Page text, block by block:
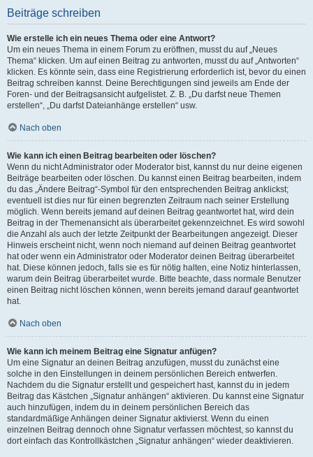
Beiträge schreiben
Wie erstelle ich ein neues Thema oder eine Antwort?
Um ein neues Thema in einem Forum zu eröffnen, musst du auf „Neues
Thema“ klicken. Um auf einen Beitrag zu antworten, musst du auf „Antworten“
klicken. Es könnte sein, dass eine Registrierung erforderlich ist, bevor du einen
Beitrag schreiben kannst. Deine Berechtigungen sind jeweils am Ende der
Foren- und der Beitragsansicht aufgelistet. Z. B. „Du darfst neue Themen
erstellen“, „Du darfst Dateianhänge erstellen“ usw.
Nach oben
Wie kann ich einen Beitrag bearbeiten oder löschen?
Wenn du nicht Administrator oder Moderator bist, kannst du nur deine eigenen
Beiträge bearbeiten oder löschen. Du kannst einen Beitrag bearbeiten, indem
du das „Ändere Beitrag“-Symbol für den entsprechenden Beitrag anklickst;
eventuell ist dies nur für einen begrenzten Zeitraum nach seiner Erstellung
möglich. Wenn bereits jemand auf deinen Beitrag geantwortet hat, wird dein
Beitrag in der Themenansicht als überarbeitet gekennzeichnet. Es wird sowohl
die Anzahl als auch der letzte Zeitpunkt der Bearbeitungen angezeigt. Dieser
Hinweis erscheint nicht, wenn noch niemand auf deinen Beitrag geantwortet
hat oder wenn ein Administrator oder Moderator deinen Beitrag überarbeitet
hat. Diese können jedoch, falls sie es für nötig halten, eine Notiz hinterlassen,
warum dein Beitrag überarbeitet wurde. Bitte beachte, dass normale Benutzer
einen Beitrag nicht löschen können, wenn bereits jemand darauf geantwortet
hat.
Nach oben
Wie kann ich meinem Beitrag eine Signatur anfügen?
Um eine Signatur an deinen Beitrag anzufügen, musst du zunächst eine
solche in den Einstellungen in deinem persönlichen Bereich entwerfen.
Nachdem du die Signatur erstellt und gespeichert hast, kannst du in jedem
Beitrag das Kästchen „Signatur anhängen“ aktivieren. Du kannst eine Signatur
auch hinzufügen, indem du in deinem persönlichen Bereich das
standardmäßige Anhängen deiner Signatur aktivierst. Wenn du einen
einzelnen Beitrag dennoch ohne Signatur verfassen möchtest, so kannst du
dort einfach das Kontrollkästchen „Signatur anhängen“ wieder deaktivieren.